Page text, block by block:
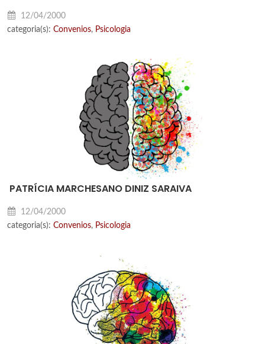
12/04/2000
categoria(s): Convenios, Psicologia
PATRÍCIA MARCHESANO DINIZ SARAIVA
12/04/2000
categoria(s): Convenios, Psicologia